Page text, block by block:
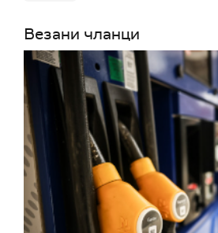
Везани чланци